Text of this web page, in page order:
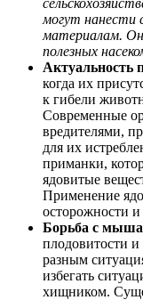
могут нанести
материалам.
полезных
когда их
к гибели
Современные
вредителями,
для их
приманки,
ядовитые
Применение
осторожности и
Борьба с
плодовитости и
разным
избегать
хищником.